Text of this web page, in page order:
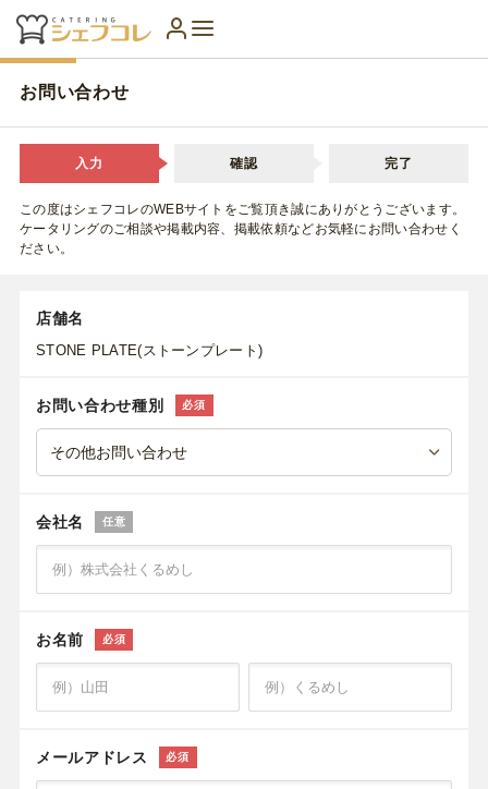
お問い合わせ
入力 確認 完了
この度はシェフコレのWEBサイトをご覧頂き誠にありがとうございます。
ケータリングのご相談や掲載内容、掲載依頼などお気軽にお問い合わせく
ださい。
店舗名
STONE PLATE(ストーンプレート)
お問い合わせ種別 必須
会社名 任意
お名前 必須
メールアドレス 必須